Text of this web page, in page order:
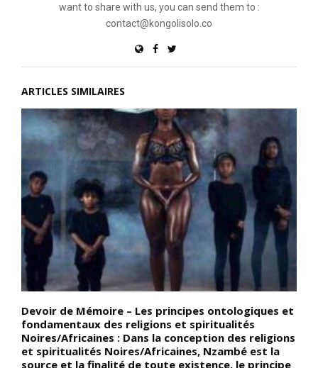
want to share with us, you can send them to :
contact@kongolisolo.co
ARTICLES SIMILAIRES
Devoir de Mémoire – Les principes ontologiques et
fondamentaux des religions et spiritualités
Noires/Africaines : Dans la conception des religions
et spiritualités Noires/Africaines, Nzambé est la
source et la finalité de toute existence, le principe